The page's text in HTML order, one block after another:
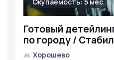
Готовый
по городу /
Хорошево